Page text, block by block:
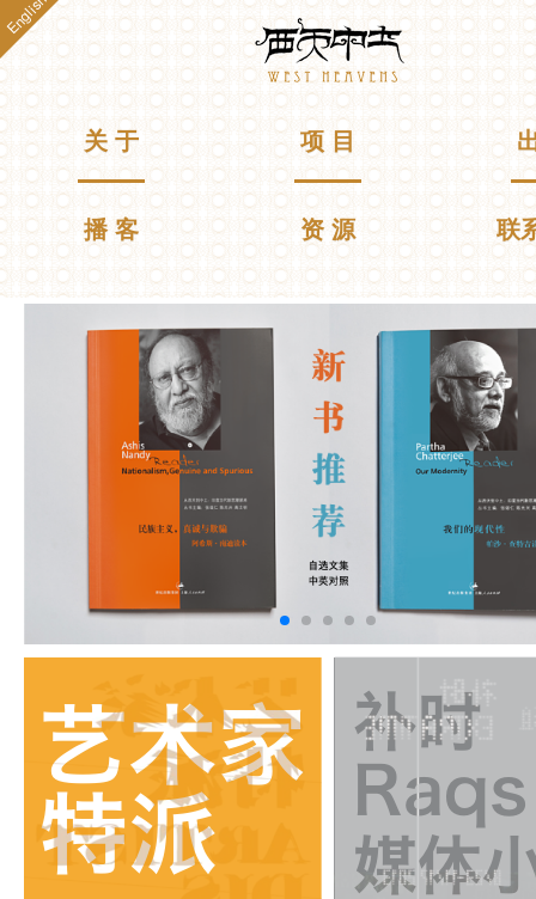
跳
转
到
主
要
内
容
Westheavens
English
主菜单 关 于 项 目
播 客 资 源 联